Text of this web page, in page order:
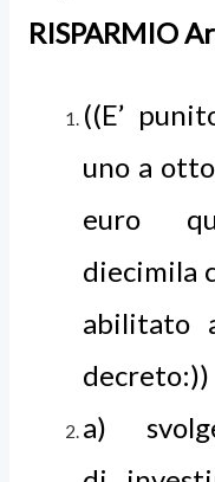
RISPARMIO
((E’
uno a
euro
diecimila
abilitato
decreto:))
a)